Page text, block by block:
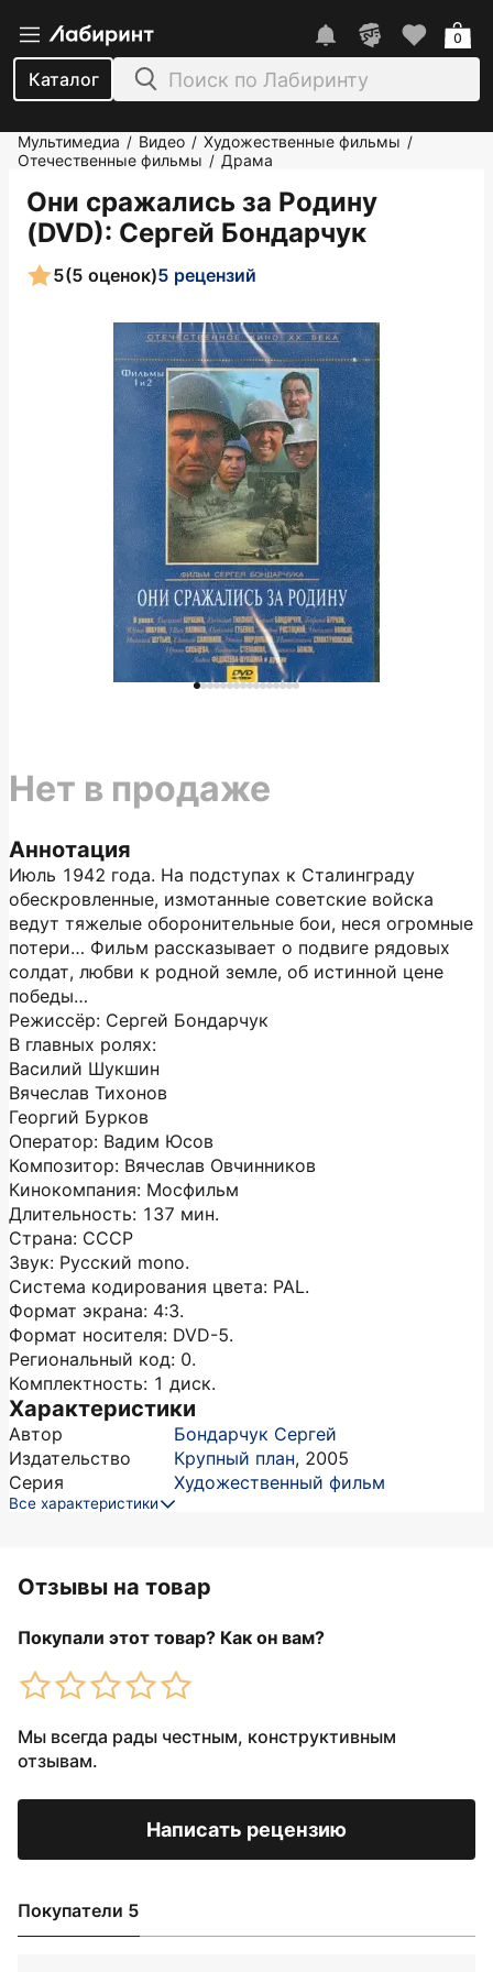
Каталог
0
Мультимедиа / Видео / Художественные фильмы /
Отечественные фильмы / Драма
Они сражались за Родину
(DVD): Сергей Бондарчук
5(5 оценок)5 рецензий
Аннотация
Июль 1942 года. На подступах к Сталинграду
обескровленные, измотанные советские войска
ведут тяжелые оборонительные бои, неся огромные
потери… Фильм рассказывает о подвиге рядовых
солдат, любви к родной земле, об истинной цене
победы…
Режиссёр: Сергей Бондарчук
В главных ролях:
Василий Шукшин
Вячеслав Тихонов
Георгий Бурков
Оператор: Вадим Юсов
Композитор: Вячеслав Овчинников
Кинокомпания: Мосфильм
Длительность: 137 мин.
Страна: СССР
Звук: Русский mono.
Система кодирования цвета: PAL.
Формат экрана: 4:3.
Формат носителя: DVD-5.
Региональный код: 0.
Комплектность: 1 диск.
Характеристики
Автор
Бондарчук Сергей
Издательство
Крупный план, 2005
Серия
Художественный фильм
Все характеристики
Нет в продаже
Отзывы на товар
Покупали этот товар? Как он вам?
Мы всегда рады честным, конструктивным
отзывам.
Написать рецензию
Покупатели 5